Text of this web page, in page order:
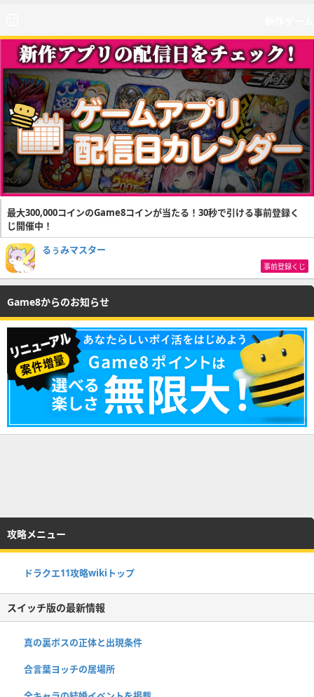
最大300,000コインのGame8コインが当たる！30秒で引ける事前登録く
じ開催中！
るぅみマスター
事前登録くじ
Game8からのお知らせ
攻略メニュー
ドラクエ11攻略wikiトップ
スイッチ版の最新情報
真の裏ボスの正体と出現条件
合言葉ヨッチの居場所